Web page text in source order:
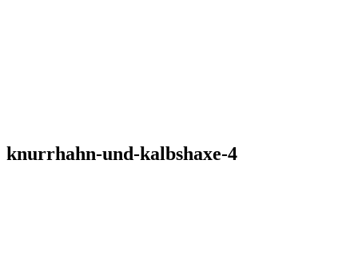
knurrhahn-und-kalbshaxe-4